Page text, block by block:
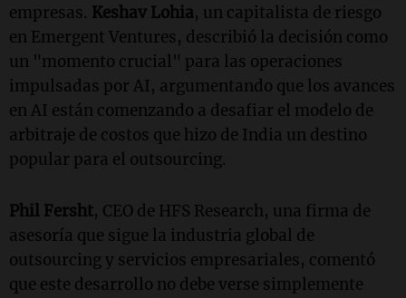
empresas. Keshav Lohia, un capitalista de riesgo
en Emergent Ventures, describió la decisión como
un "momento crucial" para las operaciones
impulsadas por AI, argumentando que los avances
en AI están comenzando a desafiar el modelo de
arbitraje de costos que hizo de India un destino
popular para el outsourcing.
Phil Fersht, CEO de HFS Research, una firma de
asesoría que sigue la industria global de
outsourcing y servicios empresariales, comentó
que este desarrollo no debe verse simplemente